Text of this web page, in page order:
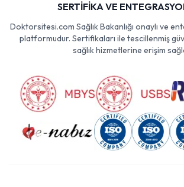
SERTİFİKA VE
Doktorsitesi.com Sağlık Bakanlığı onaylı ve
platformudur. Sertifikaları ile tescillenmiş
sağlık hizmetlerine erişim